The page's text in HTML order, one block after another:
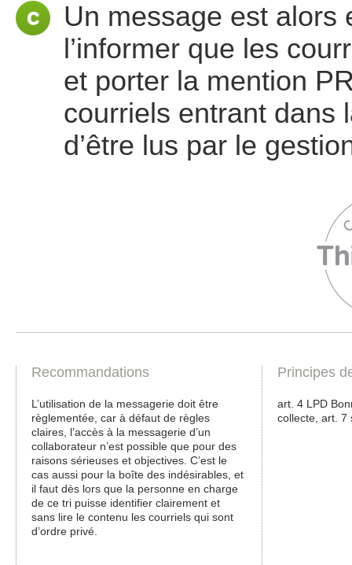
Un message est alors
l’informer que les
et porter la mention
courriels entrant dans
d’être lus par le
Recommandations
L’utilisation de la messagerie doit être
règlementée, car à défaut de règles
claires, l’accès à la messagerie d’un
collaborateur n’est possible que pour des
raisons sérieuses et objectives. C’est le
cas aussi pour la boîte des indésirables, et
il faut dès lors que la personne en charge
de ce tri puisse identifier clairement et
sans lire le contenu les courriels qui sont
d’ordre privé.
Principes
art. 4 LPD
collecte, art. 7